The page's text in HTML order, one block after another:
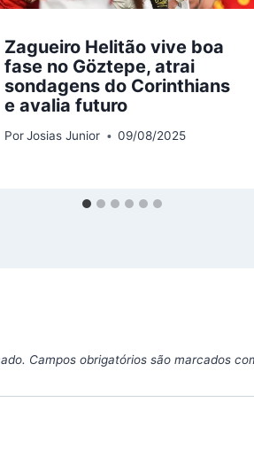
Zagueiro Helitão vive boa
fase no Göztepe, atrai
sondagens do Corinthians
e avalia futuro
PorJosias Junior 09/08/2025
Campos obrigatórios são marcados